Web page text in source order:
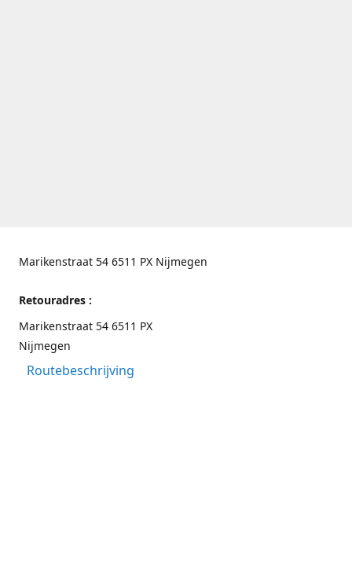
Marikenstraat 54 6511 PX Nijmegen
Retouradres :
Marikenstraat 54 6511 PX
Nijmegen
Routebeschrijving